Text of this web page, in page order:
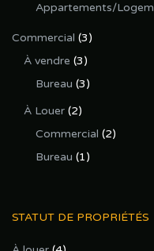
Appartements/
Commercial (3)
À vendre (3)
Bureau (3)
À Louer (2)
Commercial (2)
Bureau (1)
STATUT DE PROPRIÉTÉS